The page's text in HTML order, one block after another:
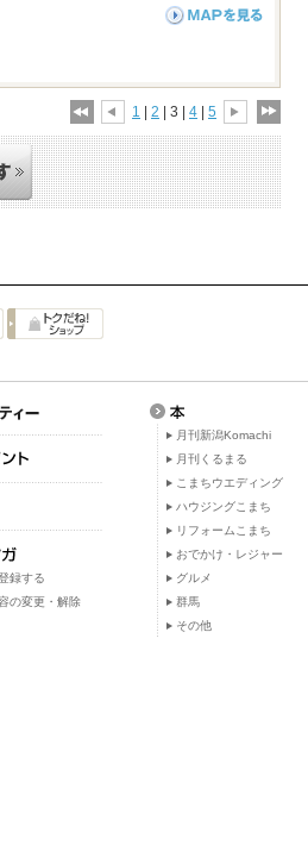
1 | 2 | 3 | 4 | 5
録する
の変更・解除
月刊新潟Komachi
月刊くるまる
こまちウエディング
ハウジングこまち
リフォームこまち
おでかけ・レジャー
グルメ
群馬
その他